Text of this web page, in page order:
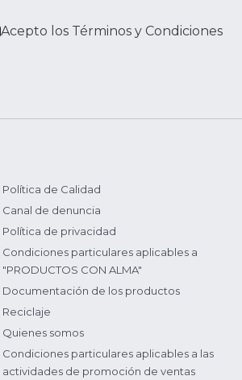
Acepto los Términos y Condiciones
Política de Calidad
Canal de denuncia
Política de privacidad
Condiciones particulares aplicables a
"PRODUCTOS CON ALMA"
Documentación de los productos
Reciclaje
Quienes somos
Condiciones particulares aplicables a las
actividades de promoción de ventas